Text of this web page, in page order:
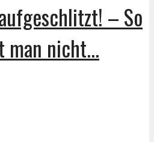
– So
man nicht...